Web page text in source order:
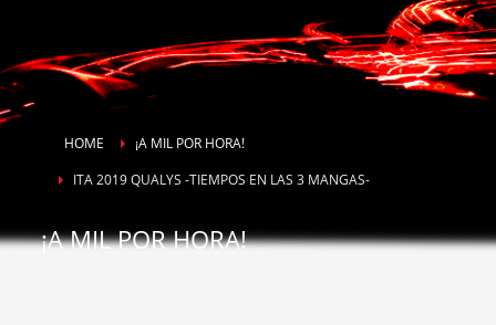
HOME
¡A MIL POR HORA!
ITA 2019 QUALYS -TIEMPOS EN LAS 3 MANGAS-
¡A MIL POR HORA!